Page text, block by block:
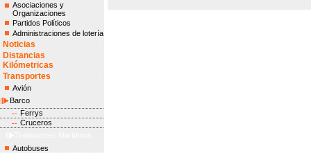
Asociaciones y
Organizaciones
Partidos Políticos
Administraciones de lotería
Noticias
Distancias
Kilómetricas
Transportes
Avión
Barco
Ferrys
Cruceros
Autobuses